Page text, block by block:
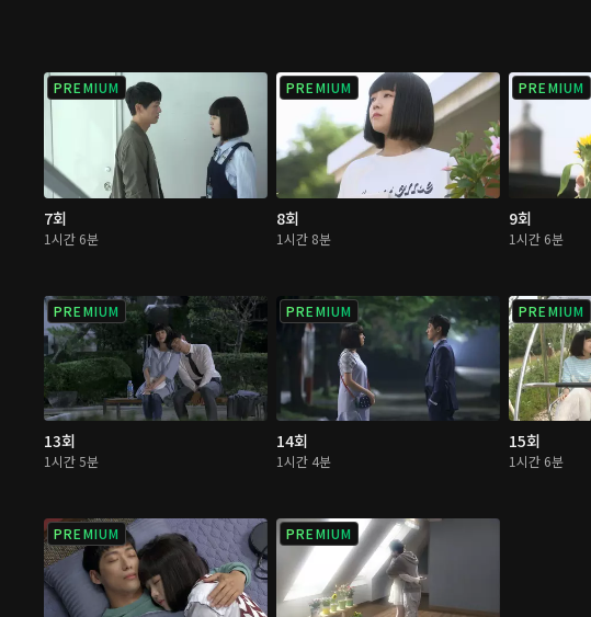
PREMIUM
7회
1시간 6분
PREMIUM
8회
1시간 8분
PREMIUM
9회
1시간 6분
PREMIUM
13회
1시간 5분
PREMIUM
14회
1시간 4분
PREMIUM
15회
1시간 6분
PREMIUM PREMIUM